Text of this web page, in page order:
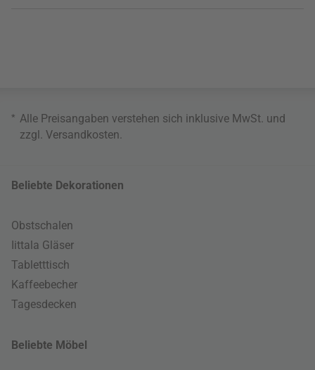
* Alle Preisangaben verstehen sich inklusive MwSt. und
zzgl. Versandkosten
Beliebte Dekorationen
Obstschalen
Iittala Gläser
Tabletttisch
Kaffeebecher
Tagesdecken
Beliebte Möbel